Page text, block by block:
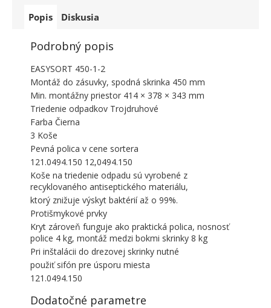
Popis Diskusia
Podrobný popis
EASYSORT 450-1-2
Montáž do zásuvky, spodná skrinka 450 mm
Min. montážny priestor 414 × 378 × 343 mm
Triedenie odpadkov Trojdruhové
Farba Čierna
3 Koše
Pevná polica v cene sortera
121.0494.150 12,0494.150
Koše na triedenie odpadu sú vyrobené z
recyklovaného antiseptického materiálu,
ktorý znižuje výskyt baktérií až o 99%.
Protišmykové prvky
Kryt zároveň funguje ako praktická polica, nosnosť
police 4 kg, montáž medzi bokmi skrinky 8 kg
Pri inštalácii do drezovej skrinky nutné
použiť sifón pre úsporu miesta
121.0494.150
Dodatočné parametre